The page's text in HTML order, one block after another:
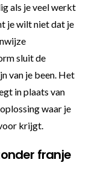
als je veel werkt
je wilt niet dat je
sluit de
van je been. Het
in plaats van
waar je
krijgt.
franje